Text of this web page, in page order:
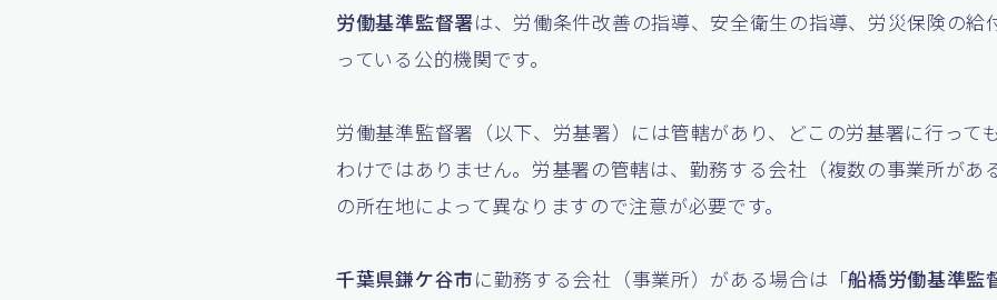
労働基準監督署は、労働条件改善の指導、安全衛生の指導、労災保険の給
っている公的機関です。
労働基準監督署（以下、労基署）には管轄があり、どこの労基署に行って
わけではありません。労基署の管轄は、勤務する会社（複数の事業所があ
の所在地によって異なりますので注意が必要です。
千葉県鎌ケ谷市に勤務する会社（事業所）がある場合は「船橋労働基準監